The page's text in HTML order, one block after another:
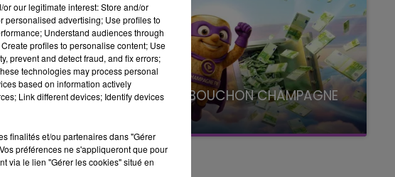
labrador noir.
femmes.
LE SUPER BOUCHON CHAMPAGNE
avec La Famille Champagne FM, à 8H10
our legitimate interest: Store and/or
personalised advertising; Use profiles to
Understand audiences through
profiles to personalise content; Use
prevent and detect fraud, and fix errors;
technologies may process personal
based on information actively
Link different devices; Identify devices
finalités et/ou partenaires dans "Gérer
préférences ne s'appliqueront que pour
via le lien "Gérer les cookies" situé en